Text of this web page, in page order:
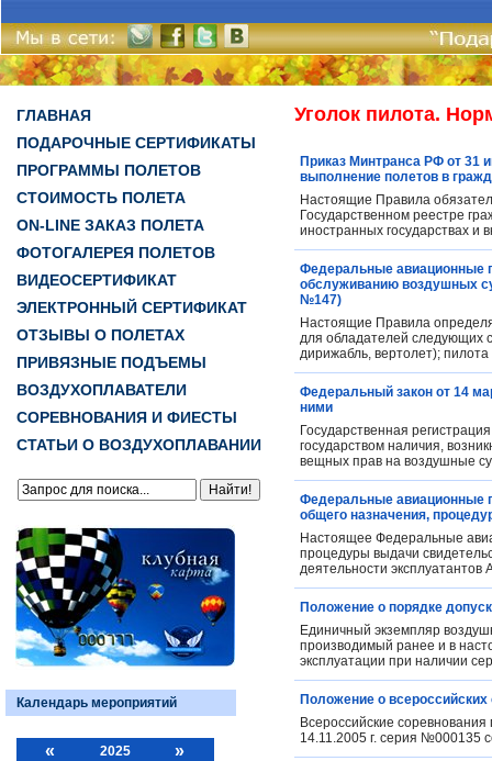
ГЛАВНАЯ
ПОДАРОЧНЫЕ СЕРТИФИКАТЫ
ПРОГРАММЫ ПОЛЕТОВ
СТОИМОСТЬ ПОЛЕТА
ON-LINE ЗАКАЗ ПОЛЕТА
ФОТОГАЛЕРЕЯ ПОЛЕТОВ
ВИДЕОСЕРТИФИКАТ
ЭЛЕКТРОННЫЙ СЕРТИФИКАТ
ОТЗЫВЫ О ПОЛЕТАХ
ПРИВЯЗНЫЕ ПОДЪЕМЫ
ВОЗДУХОПЛАВАТЕЛИ
СОРЕВНОВАНИЯ И ФИЕСТЫ
СТАТЬИ О ВОЗДУХОПЛАВАНИИ
Календарь мероприятий
« 2025
»
Уголок пилота.
Приказ Минтранса РФ от 31
выполнение полетов в
Настоящие Правила
Государственном реестре
иностранных государствах и
Федеральные авиационные
обслуживанию воздушных
№147)
Настоящие Правила
для обладателей следующих
дирижабль, вертолет); пилота
Федеральный закон от 14
ними
Государственная
государством наличия,
вещных прав на воздушные
Федеральные авиационные
общего назначения,
Настоящее Федеральные
процедуры выдачи
деятельности эксплуатантов
Положение о порядке
Единичный экземпляр
производимый ранее и в
эксплуатации при наличии
Положение о
Всероссийские
14.11.2005 г. серия №000135